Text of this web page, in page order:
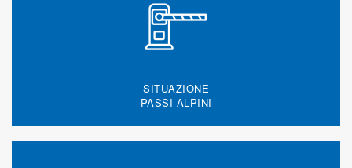
SITUAZIONE
PASSI ALPINI